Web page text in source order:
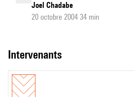
Joel Chadabe
20 octobre 2004 34 min
intervenants